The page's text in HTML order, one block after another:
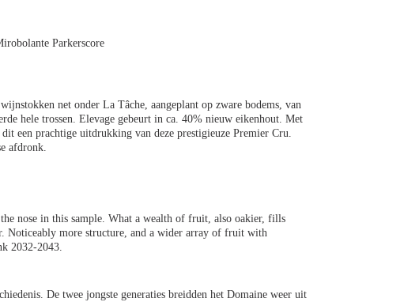
Parkerscore
net onder La Tâche, aangeplant op zware bodems, van
hele trossen. Elevage gebeurt in ca. 40% nieuw eikenhout. Met
een prachtige uitdrukking van deze prestigieuze Premier Cru.
afdronk.
nose in this sample. What a wealth of fruit, also oakier, fills
Noticeably more structure, and a wider array of fruit with
2032-2043.
De twee jongste generaties breidden het Domaine weer uit